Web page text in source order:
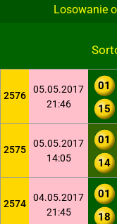
Losowanie
2576
05.05.2017
21:46
01
15
2575
05.05.2017
14:05
01
14
2574
04.05.2017
21:45
01
18